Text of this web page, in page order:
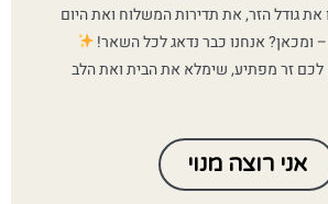
גודל הזר, את תדירות המשלוח ואת היום
אנחנו כבר נדאג לכל השאר!
לכם זר מפתיע, שימלא את הבית ואת הלב
אני רוצה מנוי